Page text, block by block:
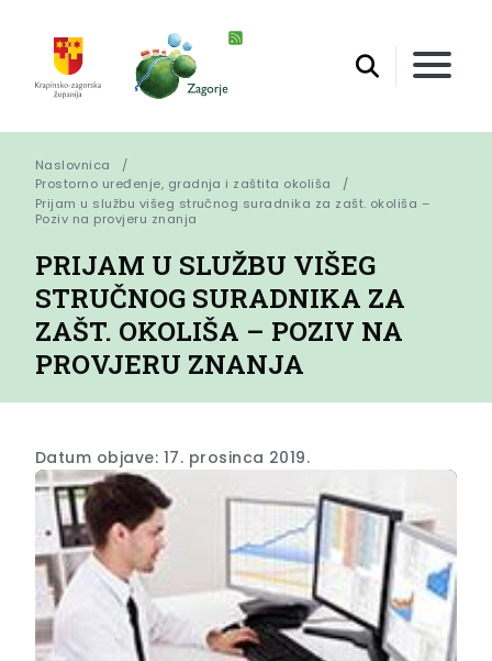
Naslovnica
Prostorno uređenje, gradnja i zaštita okoliša
Prijam u službu višeg stručnog suradnika za zašt. okoliša –
Poziv na provjeru znanja
PRIJAM U SLUŽBU VIŠEG
STRUČNOG SURADNIKA ZA
ZAŠT. OKOLIŠA – POZIV NA
PROVJERU ZNANJA
Datum objave: 17. prosinca 2019.